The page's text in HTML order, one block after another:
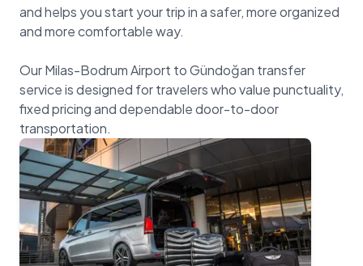
and helps you start your trip in a safer, more organized
and more comfortable way.
Our Milas-Bodrum Airport to Gündoğan transfer
service is designed for travelers who value punctuality,
fixed pricing and dependable door-to-door